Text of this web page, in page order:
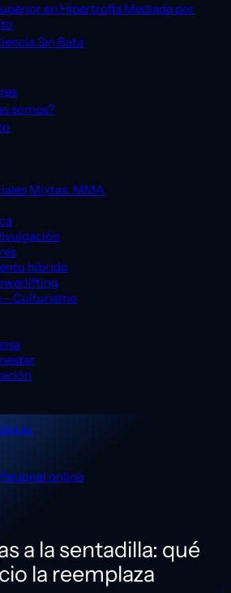
en Hipertrofia Mediada por
Sin Bata
somos?
Mixtas: MMA
híbrido
Culturismo
online
a la sentadilla: qué
la reemplaza